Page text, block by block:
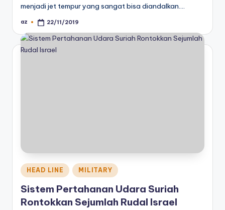
menjadi jet tempur yang sangat bisa diandalkan.…
Posted
az 22/11/2019
Posted
in
HEAD LINE MILITARY
Sistem Pertahanan Udara Suriah
Rontokkan Sejumlah Rudal Israel